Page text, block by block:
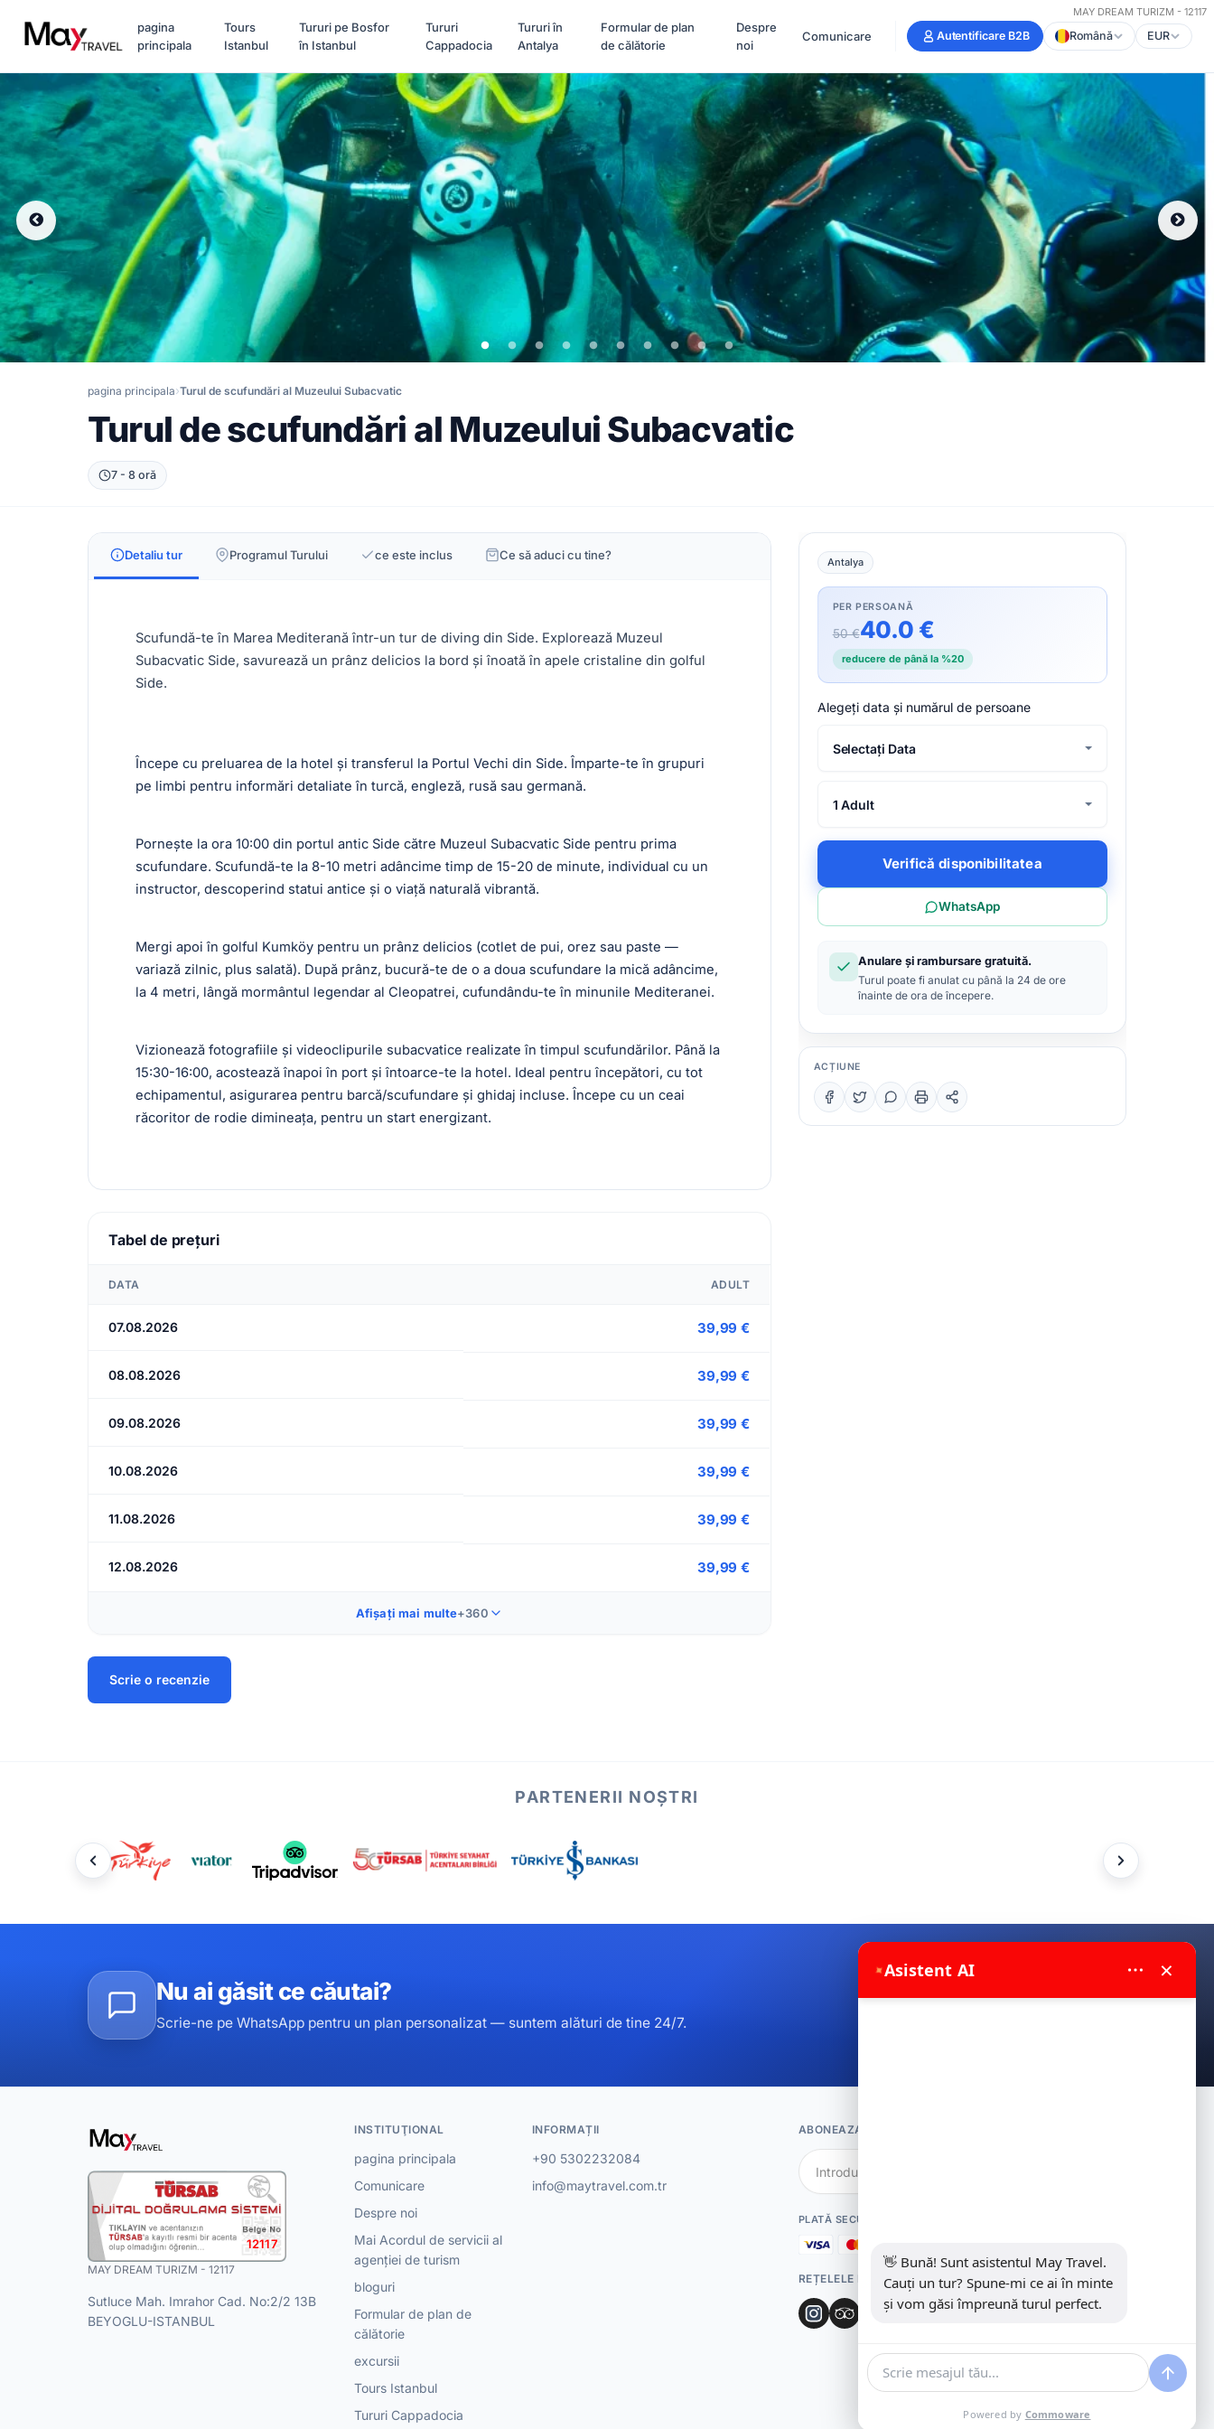
MAY DREAM TURIZM - 12117
pagina
principala
Tours
Istanbul
Tururi pe Bosfor
în Istanbul
Tururi
Cappadocia
Tururi în
Antalya
Formular de plan
de călătorie
Despre
noi
Comunicare Autentificare B2B Română EUR
pagina principala Turul de scufundări al Muzeului Subacvatic
Turul de scufundări al Muzeului Subacvatic
7 - 8 oră
Detaliu tur Programul Turului ce este inclus Ce să aduci cu tine?
Scufundă-te în Marea Mediterană într-un tur de diving din Side. Explorează Muzeul
Subacvatic Side, savurează un prânz delicios la bord și înoată în apele cristaline din golful
Side.
Începe cu preluarea de la hotel și transferul la Portul Vechi din Side. Împarte-te în grupuri
pe limbi pentru informări detaliate în turcă, engleză, rusă sau germană.
Pornește la ora 10:00 din portul antic Side către Muzeul Subacvatic Side pentru prima
scufundare. Scufundă-te la 8-10 metri adâncime timp de 15-20 de minute, individual cu un
instructor, descoperind statui antice și o viață naturală vibrantă.
Mergi apoi în golful Kumköy pentru un prânz delicios (cotlet de pui, orez sau paste —
variază zilnic, plus salată). După prânz, bucură-te de o a doua scufundare la mică adâncime,
la 4 metri, lângă mormântul legendar al Cleopatrei, cufundându-te în minunile Mediteranei.
Vizionează fotografiile și videoclipurile subacvatice realizate în timpul scufundărilor. Până la
15:30-16:00, acostează înapoi în port și întoarce-te la hotel. Ideal pentru începători, cu tot
echipamentul, asigurarea pentru barcă/scufundare și ghidaj incluse. Începe cu un ceai
răcoritor de rodie dimineața, pentru un start energizant.
Tabel de prețuri
DATA ADULT
07.08.2026 39,99 €
08.08.2026 39,99 €
09.08.2026 39,99 €
10.08.2026 39,99 €
11.08.2026 39,99 €
12.08.2026 39,99 €
Afișați mai multe+360
Scrie o recenzie
Antalya
PER PERSOANĂ
50 €40.0 €
reducere de până la %20
Alegeți data și numărul de persoane
Selectați Data
1 Adult
Verifică disponibilitatea
WhatsApp
Anulare și rambursare gratuită.
Turul poate fi anulat cu până la 24 de ore
înainte de ora de începere.
ACȚIUNE
PARTENERII NOȘTRI
Nu ai găsit ce căutai?
Scrie-ne pe WhatsApp pentru un plan personalizat — suntem alături de tine 24/7.
12117
MAY DREAM TURIZM - 12117
Sutluce Mah. Imrahor Cad. No:2/2 13B
BEYOGLU-ISTANBUL
INSTITUŢIONAL
pagina principala
Comunicare
Despre noi
Mai Acordul de servicii al
agenției de turism
bloguri
Formular de plan de
călătorie
excursii
Tours Istanbul
Tururi Cappadocia
INFORMAȚII
+90 5302232084
info@maytravel.com.tr
ABONEAZA-TE LA NEWSLETTER
PLATĂ SECURIZATĂ
REȚELELE DE SOCIALIZARE
✦Asistent AI ×
👋 Bună! Sunt asistentul May Travel.
Cauți un tur? Spune-mi ce ai în minte
și vom găsi împreună turul perfect.
Powered by Commoware